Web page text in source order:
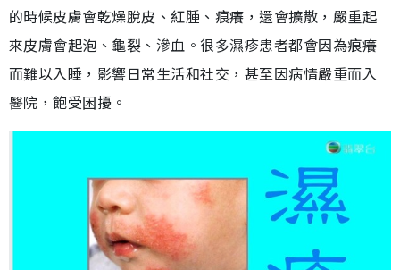
的時候皮膚會乾燥脫皮、紅腫、痕癢，還會擴散，嚴重起
來皮膚會起泡、龜裂、滲血。很多濕疹患者都會因為痕癢
而難以入睡，影響日常生活和社交，甚至因病情嚴重而入
醫院，飽受困擾。